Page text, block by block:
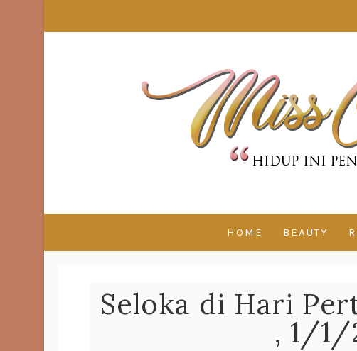
HOME BEAUTY
Seloka di Hari
, 1/1/